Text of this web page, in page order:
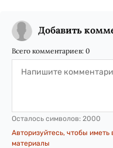
Добавить
Всего комментариев: 0
Осталось символов: 2000
Авторизуйтесь, чтобы
материалы